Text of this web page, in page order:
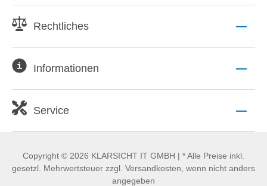
Rechtliches
Informationen
Service
Copyright © 2026 KLARSICHT IT GMBH | * Alle Preise inkl.
gesetzl. Mehrwertsteuer zzgl. Versandkosten, wenn nicht anders
angegeben